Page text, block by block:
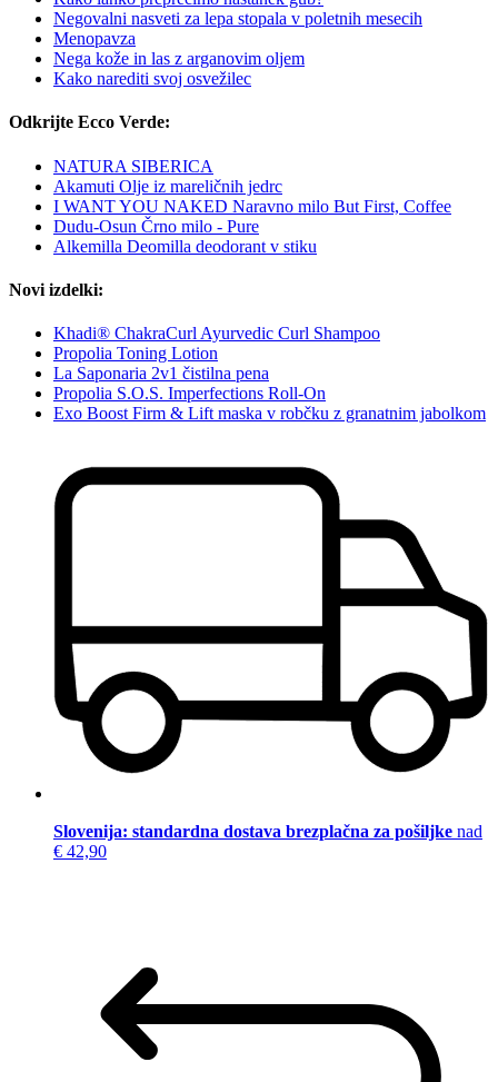
Negovalni nasveti za lepa stopala v poletnih mesecih
Menopavza
Nega kože in las z arganovim oljem
Kako narediti svoj osvežilec
Odkrijte Ecco Verde:
NATURA SIBERICA
Akamuti Olje iz mareličnih jedrc
I WANT YOU NAKED Naravno milo But First, Coffee
Dudu-Osun Črno milo - Pure
Alkemilla Deomilla deodorant v stiku
Novi izdelki:
Khadi® ChakraCurl Ayurvedic Curl Shampoo
Propolia Toning Lotion
La Saponaria 2v1 čistilna pena
Propolia S.O.S. Imperfections Roll-On
Exo Boost Firm & Lift maska v robčku z granatnim jabolkom
Slovenija: standardna dostava brezplačna za pošiljke nad
€ 42,90